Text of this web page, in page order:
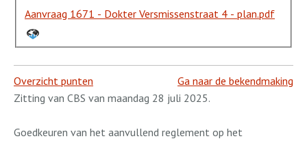
Aanvraag 1671 - Dokter Versmissenstraat 4 - plan.pdf
Overzicht punten
Ga naar de bekendmaking
Zitting van CBS van maandag 28 juli 2025.
Goedkeuren van het aanvullend reglement op het